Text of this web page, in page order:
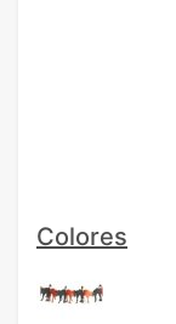
Colores